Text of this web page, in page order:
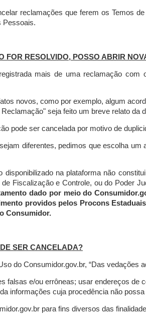
reclamações que ferem os Temos
Pessoais.
FOR RESOLVIDO, POSSO ABRIR
mais de uma reclamação
novos, como por exemplo, algum
seja feito um breve relato da
pode ser cancelada por motivo de
diferentes, pedimos que escolha
disponibilizado na plataforma não
Fiscalização e Controle, ou do Poder
dado por meio do
providos pelos Procons
Consumidor.
SER CANCELADA?
do Consumidor.gov.br, “Das vedações
falsas e/ou errôneas; usar endereços
informações cuja procedência não
para fins diversos das